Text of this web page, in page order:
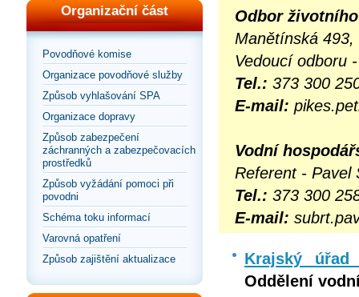
Organizační část
Povodňové komise
Organizace povodňové služby
Způsob vyhlašování SPA
Organizace dopravy
Způsob zabezpečení
záchranných a zabezpečovacích
prostředků
Způsob vyžádání pomoci při
povodni
Schéma toku informací
Varovná opatření
Způsob zajištění aktualizace
Odbor
Manětínská 493,
Vedoucí odboru
Tel.: 373 300
E-mail:
Vodní
Referent - Pavel
Tel.: 373 300
E-mail:
Krajský úřad
Oddělení